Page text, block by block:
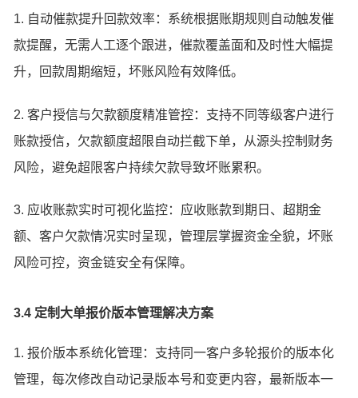
1. 自动催款提升回款效率：系统根据账期规则自动触发催
款提醒，无需人工逐个跟进，催款覆盖面和及时性大幅提
升，回款周期缩短，坏账风险有效降低。
2. 客户授信与欠款额度精准管控：支持不同等级客户进行
账款授信，欠款额度超限自动拦截下单，从源头控制财务
风险，避免超限客户持续欠款导致坏账累积。
3. 应收账款实时可视化监控：应收账款到期日、超期金
额、客户欠款情况实时呈现，管理层掌握资金全貌，坏账
风险可控，资金链安全有保障。
3.4 定制大单报价版本管理解决方案
1. 报价版本系统化管理：支持同一客户多轮报价的版本化
管理，每次修改自动记录版本号和变更内容，最新版本一